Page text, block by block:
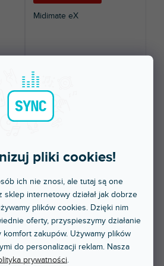
pliki cookies!
ich nie znosi, ale tutaj są one
sklep internetowy działał jak dobrze
plików cookies. Dzięki nim
oferty, przyspieszymy działanie
zakupów. Używamy plików
do personalizacji reklam. Nasza
prywatności
2
Midimate eX
stacjonarnym
DO KOSZYKA
Przewodowy konwerter
USB/MIDI.